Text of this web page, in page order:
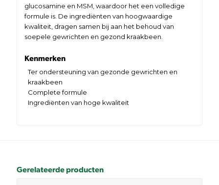
glucosamine en MSM, waardoor het een volledige
formule is. De ingrediënten van hoogwaardige
kwaliteit, dragen samen bij aan het behoud van
soepele gewrichten en gezond kraakbeen.
Kenmerken
Ter ondersteuning van gezonde gewrichten en
kraakbeen
Complete formule
Ingrediënten van hoge kwaliteit
Gerelateerde producten